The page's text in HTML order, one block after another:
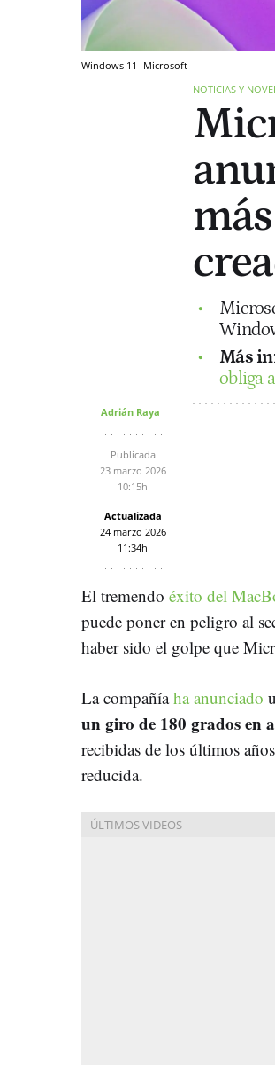
Windows 11
Microsoft
NOTICIAS Y
Más
obliga
Adrián Raya
Publicada
23 marzo 2026
10:15h
Actualizada
24 marzo 2026
11:34h
El tremendo éxito del
puede poner en peligro al
haber sido el golpe que
La compañíaha anunciado
un giro de 180 grados en
recibidas de los últimos
reducida.